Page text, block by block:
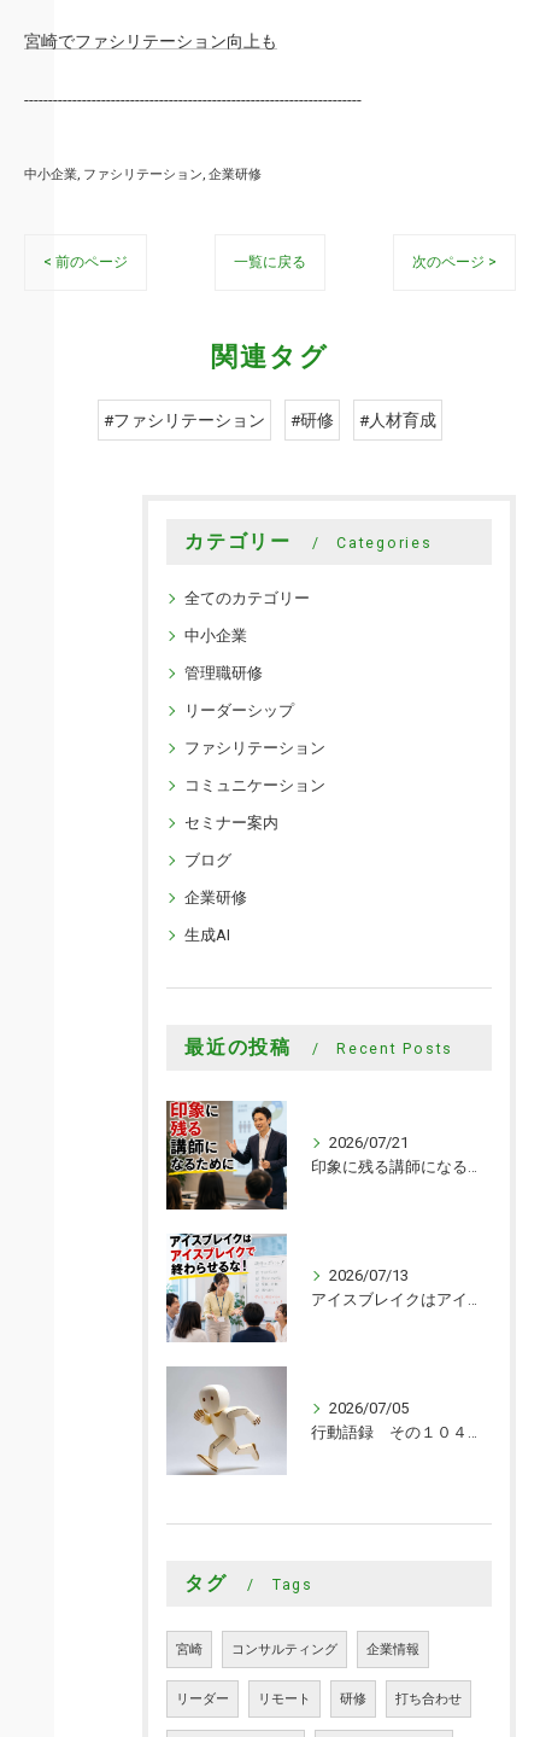
宮崎でファシリテーション向上も
----------------------------------------------------------------------
中小企業 ファシリテーション 企業研修
< 前のページ 一覧に戻る 次のページ >
関連タグ
#ファシリテーション #研修 #人材育成
カテゴリー Categories
全てのカテゴリー
中小企業
管理職研修
リーダーシップ
ファシリテーション
コミュニケーション
セミナー案内
ブログ
企業研修
生成AI
最近の投稿 Recent Posts
2026/07/21
印象に残る講師になるために
2026/07/13
アイスブレイクはアイスブレイクで終わらせるな！
2026/07/05
行動語録 その１０４０ 行動あるのみ！
タグ Tags
宮崎 コンサルティング 企業情報
リーダー リモート 研修 打ち合わせ